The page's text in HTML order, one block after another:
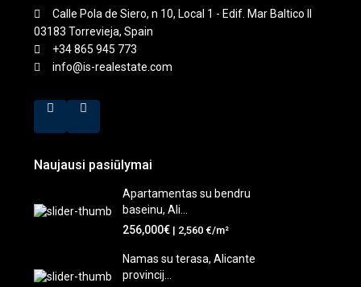
Calle Pola de Siero, n 10, Local 1 - Edif. Mar Baltico II
03183 Torrevieja, Spain
+34 865 945 773
info@is-realestate.com
Naujausi pasiūlymai
Apartamentas su bendru
baseinu, Ali...
256,000€ | 2,560 €/m²
Namas su terasa, Alicante
provincij...